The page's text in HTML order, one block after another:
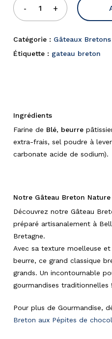
Catégorie : Gâteaux Bretons
Étiquette : gateau breton
Ingrédients
Farine de Blé, beurre
extra-frais, sel poudre à
carbonate acide de sodium).
Notre Gâteau Breton Nature
Découvrez notre Gâteau
préparé artisanalement à
Bretagne.
Avec sa texture moelleuse
beurre, ce grand classique
grands. Un incontournable
gourmandises traditionnelles !
Pour plus de Gourmandise,
Breton aux Pépites de